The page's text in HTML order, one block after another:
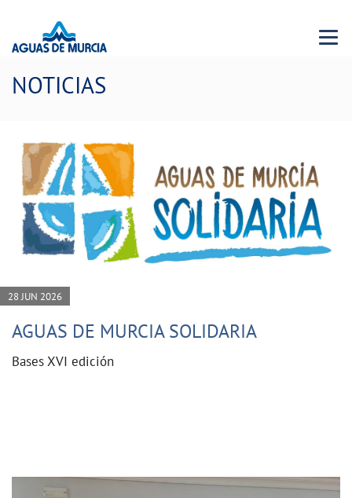
Menu
NOTICIAS
28 JUN 2026
AGUAS DE MURCIA SOLIDARIA
Bases XVI edición